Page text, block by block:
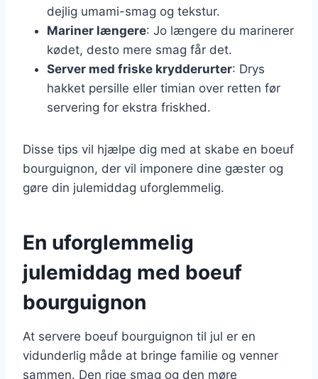
dejlig umami-smag og tekstur.
Mariner længere: Jo længere du marinerer
kødet, desto mere smag får det.
Server med friske krydderurter: Drys
hakket persille eller timian over retten før
servering for ekstra friskhed.
Disse tips vil hjælpe dig med at skabe en boeuf
bourguignon, der vil imponere dine gæster og
gøre din julemiddag uforglemmelig.
En uforglemmelig
julemiddag med boeuf
bourguignon
At servere boeuf bourguignon til jul er en
vidunderlig måde at bringe familie og venner
sammen. Den rige smag og den møre